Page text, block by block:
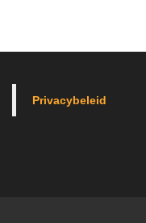
Privacybeleid